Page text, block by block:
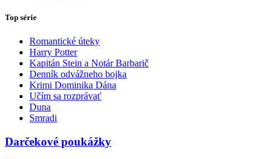
Top série
Romantické úteky
Harry Potter
Kapitán Stein a Notár Barbarič
Denník odvážneho bojka
Krimi Dominika Dána
Učím sa rozprávať
Duna
Smradi
Darčekové poukážky